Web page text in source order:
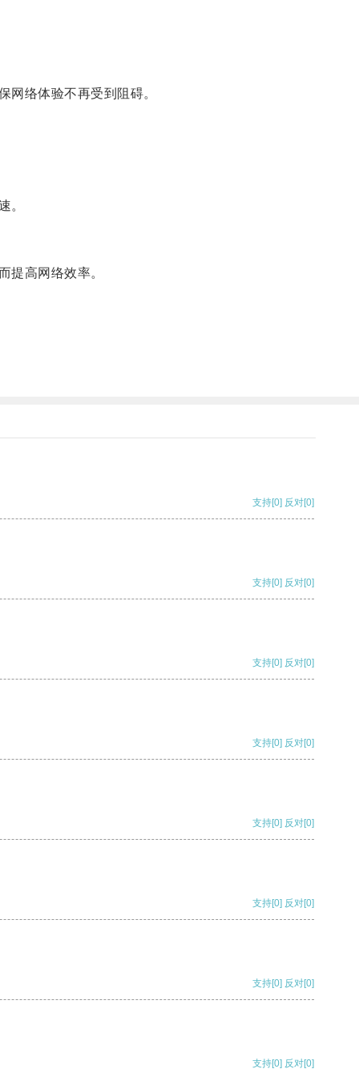
络体验不再受到阻碍。
。
高网络效率。
支持[0] 反对[0]
支持[0] 反对[0]
支持[0] 反对[0]
支持[0] 反对[0]
支持[0] 反对[0]
支持[0] 反对[0]
支持[0] 反对[0]
支持[0] 反对[0]